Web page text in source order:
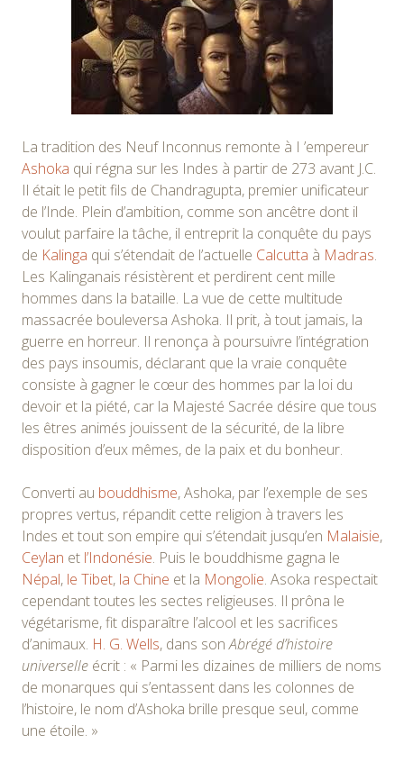
La tradition des Neuf Inconnus remonte à I ’empereur
Ashoka qui régna sur les Indes à partir de 273 avant J.C.
Il était le petit fils de Chandragupta, premier unificateur
de l’Inde. Plein d’ambition, comme son ancêtre dont il
voulut parfaire la tâche, il entreprit la conquête du pays
de Kalinga qui s’étendait de l’actuelle Calcutta à Madras.
Les Kalinganais résistèrent et perdirent cent mille
hommes dans la bataille. La vue de cette multitude
massacrée bouleversa Ashoka. Il prit, à tout jamais, la
guerre en horreur. Il renonça à poursuivre l’intégration
des pays insoumis, déclarant que la vraie conquête
consiste à gagner le cœur des hommes par la loi du
devoir et la piété, car la Majesté Sacrée désire que tous
les êtres animés jouissent de la sécurité, de la libre
disposition d’eux mêmes, de la paix et du bonheur.
Converti au bouddhisme, Ashoka, par l’exemple de ses
propres vertus, répandit cette religion à travers les
Indes et tout son empire qui s’étendait jusqu’en Malaisie,
Ceylan et l’Indonésie. Puis le bouddhisme gagna le
Népal, le Tibet, la Chine et la Mongolie. Asoka respectait
cependant toutes les sectes religieuses. Il prôna le
végétarisme, fit disparaître l’alcool et les sacrifices
d’animaux. H. G. Wells, dans sonAbrégé d’histoire
universelle écrit : « Parmi les dizaines de milliers de noms
de monarques qui s’entassent dans les colonnes de
l’histoire, le nom d’Ashoka brille presque seul, comme
une étoile. »